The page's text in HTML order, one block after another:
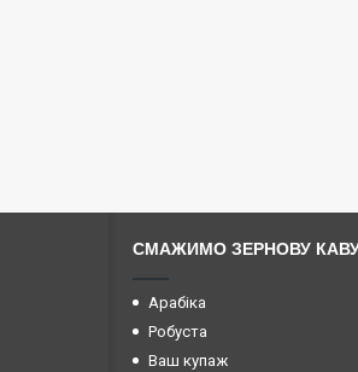
СМАЖИМО ЗЕРНОВУ
Арабіка
Робуста
Ваш купаж